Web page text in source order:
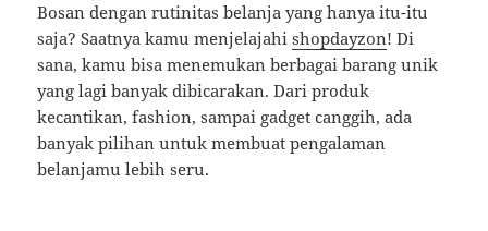
Bosan dengan rutinitas belanja yang hanya itu-itu
saja? Saatnya kamu menjelajahishopdayzon! Di
sana, kamu bisa menemukan berbagai barang unik
yang lagi banyak dibicarakan. Dari produk
kecantikan, fashion, sampai gadget canggih, ada
banyak pilihan untuk membuat pengalaman
belanjamu lebih seru.